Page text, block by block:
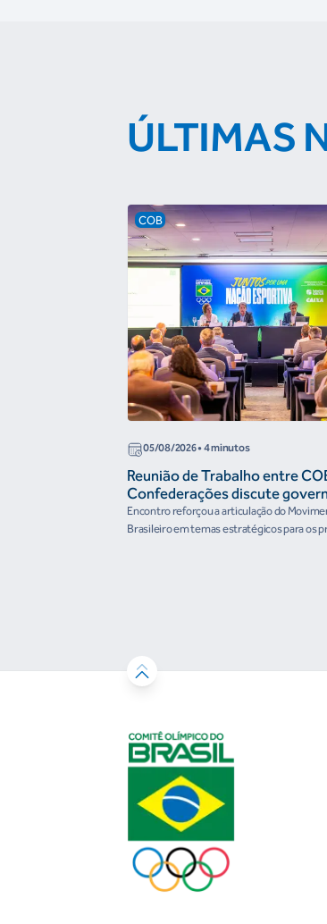
ÚLTIMAS
COB
05/08/2026• 4 minutos
Reunião de Trabalho entre
Confederações discute
the Future e presença do
organismos internacionais
Encontro reforçou a articulação do
Brasileiro em temas estratégicos para os